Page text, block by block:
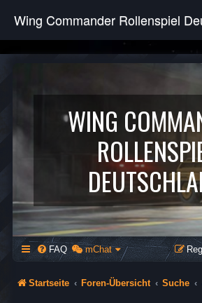
Wing Commander Rollenspiel
WING
FAQ mChat
Startseite Foren-Übersicht Suche